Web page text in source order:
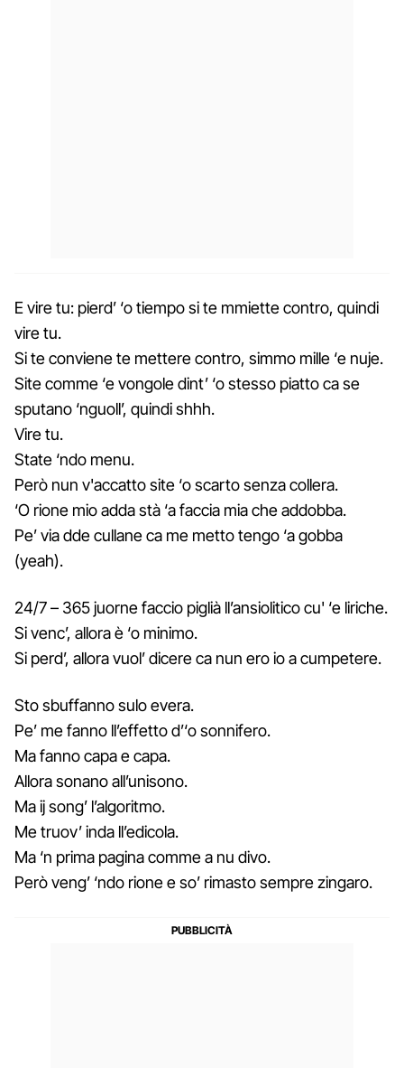
E vire tu: pierd’ ‘o tiempo si te mmiette contro, quindi
vire tu.
Si te conviene te mettere contro, simmo mille ‘e nuje.
Site comme ‘e vongole dint’ ‘o stesso piatto ca se
sputano ‘nguoll’, quindi shhh.
Vire tu.
State ‘ndo menu.
Però nun v'accatto site ‘o scarto senza collera.
‘O rione mio adda stà ‘a faccia mia che addobba.
Pe’ via dde cullane ca me metto tengo ‘a gobba
(yeah).
24/7 – 365 juorne faccio piglià ll’ansiolitico cu' ‘e liriche.
Si venc’, allora è ‘o minimo.
Si perd’, allora vuol’ dicere ca nun ero io a cumpetere.
Sto sbuffanno sulo evera.
Pe’ me fanno ll’effetto d’‘o sonnifero.
Ma fanno capa e capa.
Allora sonano all’unisono.
Ma ij song’ l’algoritmo.
Me truov’ inda ll’edicola.
Ma ‘n prima pagina comme a nu divo.
Però veng’ ‘ndo rione e so’ rimasto sempre zingaro.